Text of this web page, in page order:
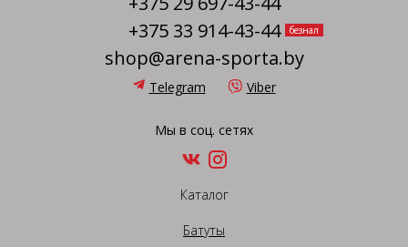
+375 33 914-43-44
безнал
shop@arena-sporta.by
Telegram Viber
Мы в соц. сетях
Каталог
Батуты